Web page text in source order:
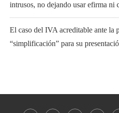
intrusos, no dejando usar efirma ni
El caso del IVA acreditable ante la
“simplificación” para su